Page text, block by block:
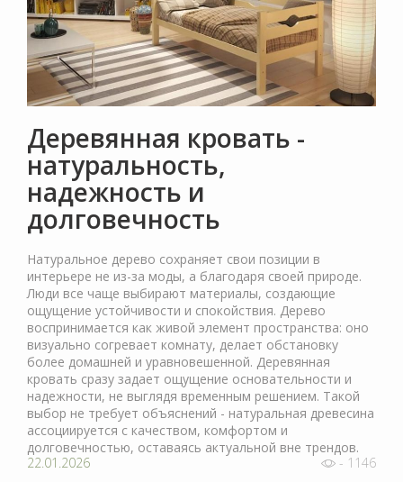
Деревянная кровать -
натуральность,
надежность и
долговечность
Натуральное дерево сохраняет свои позиции в
интерьере не из-за моды, а благодаря своей природе.
Люди все чаще выбирают материалы, создающие
ощущение устойчивости и спокойствия. Дерево
воспринимается как живой элемент пространства: оно
визуально согревает комнату, делает обстановку
более домашней и уравновешенной. Деревянная
кровать сразу задает ощущение основательности и
надежности, не выглядя временным решением. Такой
выбор не требует объяснений - натуральная древесина
ассоциируется с качеством, комфортом и
долговечностью, оставаясь актуальной вне трендов.
22.01.2026
- 1146